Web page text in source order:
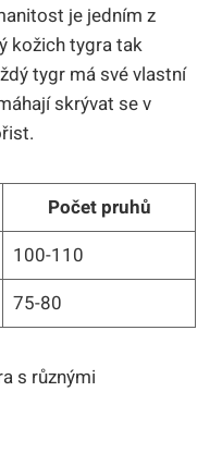
je jedním z
kožich tygra tak
tygr má své vlastní
skrývat se v
Počet pruhů
100-110
75-80